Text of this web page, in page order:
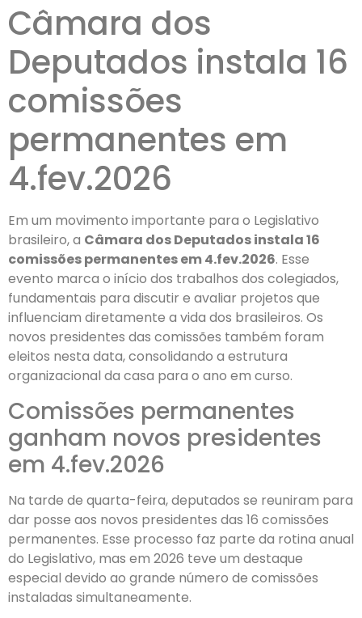
Câmara dos
Deputados instala 16
comissões
permanentes em
4.fev.2026
Em um movimento importante para o Legislativo
brasileiro, a Câmara dos Deputados instala 16
comissões permanentes em 4.fev.2026. Esse
evento marca o início dos trabalhos dos colegiados,
fundamentais para discutir e avaliar projetos que
influenciam diretamente a vida dos brasileiros. Os
novos presidentes das comissões também foram
eleitos nesta data, consolidando a estrutura
organizacional da casa para o ano em curso.
Comissões permanentes
ganham novos presidentes
em 4.fev.2026
Na tarde de quarta-feira, deputados se reuniram para
dar posse aos novos presidentes das 16 comissões
permanentes. Esse processo faz parte da rotina anual
do Legislativo, mas em 2026 teve um destaque
especial devido ao grande número de comissões
instaladas simultaneamente.